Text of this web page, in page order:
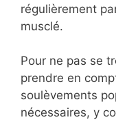
régulièrement
musclé.
Pour ne pas se
prendre en
soulèvements
nécessaires, y